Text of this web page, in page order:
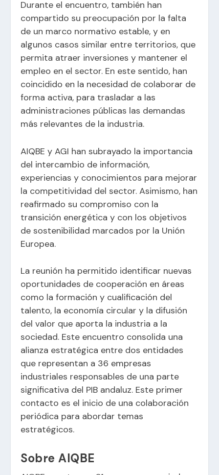
Durante el encuentro, también han
compartido su preocupación por la falta
de un marco normativo estable, y en
algunos casos similar entre territorios, que
permita atraer inversiones y mantener el
empleo en el sector. En este sentido, han
coincidido en la necesidad de colaborar de
forma activa, para trasladar a las
administraciones públicas las demandas
más relevantes de la industria.
AIQBE y AGI han subrayado la importancia
del intercambio de información,
experiencias y conocimientos para mejorar
la competitividad del sector. Asimismo, han
reafirmado su compromiso con la
transición energética y con los objetivos
de sostenibilidad marcados por la Unión
Europea.
La reunión ha permitido identificar nuevas
oportunidades de cooperación en áreas
como la formación y cualificación del
talento, la economía circular y la difusión
del valor que aporta la industria a la
sociedad. Este encuentro consolida una
alianza estratégica entre dos entidades
que representan a 36 empresas
industriales responsables de una parte
significativa del PIB andaluz. Este primer
contacto es el inicio de una colaboración
periódica para abordar temas
estratégicos.
Sobre AIQBE